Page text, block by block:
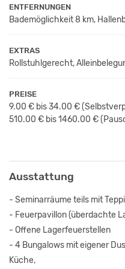
ENTFERNUNGEN
Bademöglichkeit 8 km,
EXTRAS
Rollstuhlgerecht,
PREISE
9.00 € bis 34.00 €
510.00 € bis 1460.00 €
Ausstattung
- Seminarräume teils mit
- Feuerpavillon (überdachte
- Offene Lagerfeuerstellen
- 4 Bungalows mit eigener
Küche,